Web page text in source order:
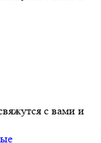
с вами и